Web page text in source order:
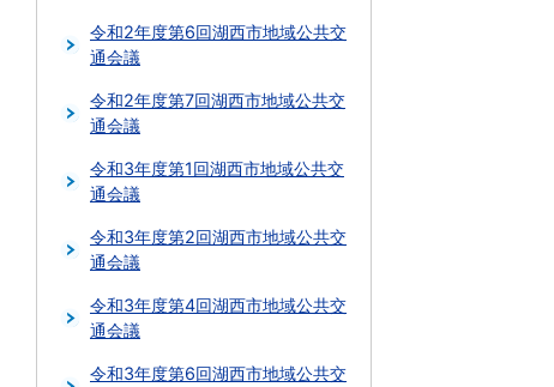
令和2年度第6回湖西市地域公共交
通会議
令和2年度第7回湖西市地域公共交
通会議
令和3年度第1回湖西市地域公共交
通会議
令和3年度第2回湖西市地域公共交
通会議
令和3年度第4回湖西市地域公共交
通会議
令和3年度第6回湖西市地域公共交